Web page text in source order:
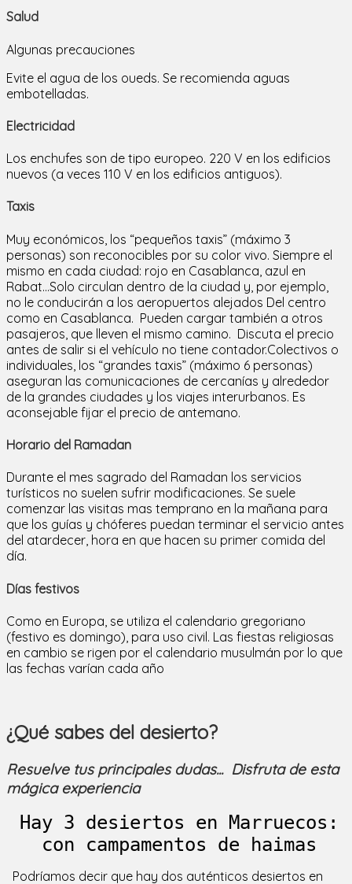
Salud
Algunas precauciones
Evite el agua de los oueds. Se recomienda aguas
embotelladas.
Electricidad
Los enchufes son de tipo europeo. 220 V en los edificios
nuevos (a veces 110 V en los edificios antiguos).
Taxis
Muy económicos, los “pequeños taxis” (máximo 3
personas) son reconocibles por su color vivo. Siempre el
mismo en cada ciudad: rojo en Casablanca, azul en
Rabat...Solo circulan dentro de la ciudad y, por ejemplo,
no le conducirán a los aeropuertos alejados Del centro
como en Casablanca. Pueden cargar también a otros
pasajeros, que lleven el mismo camino. Discuta el precio
antes de salir si el vehículo no tiene contador.Colectivos o
individuales, los “grandes taxis” (máximo 6 personas)
aseguran las comunicaciones de cercanías y alrededor
de la grandes ciudades y los viajes interurbanos. Es
aconsejable fijar el precio de antemano.
Horario del Ramadan
Durante el mes sagrado del Ramadan los servicios
turísticos no suelen sufrir modificaciones. Se suele
comenzar las visitas mas temprano en la mañana para
que los guías y chóferes puedan terminar el servicio antes
del atardecer, hora en que hacen su primer comida del
día.
Días festivos
Como en Europa, se utiliza el calendario gregoriano
(festivo es domingo), para uso civil. Las fiestas religiosas
en cambio se rigen por el calendario musulmán por lo que
las fechas varían cada año
¿Qué sabes del desierto?
Resuelve tus principales dudas... Disfruta de esta
mágica experiencia
Hay 3 desiertos en Marruecos:
con campamentos de haimas
Podríamos decir que hay dos auténticos desiertos en